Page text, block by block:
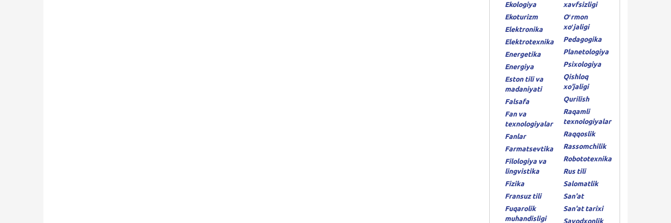
Ekologiya
Ekoturizm
Elektronika
Elektrotexnika
Energetika
Energiya
Eston tili va
madaniyati
Falsafa
Fan va
texnologiyalar
Fanlar
Farmatsevtika
Filologiya va
lingvistika
Fizika
Fransuz tili
Fuqarolik
muhandisligi
xavfsizligi
Oʻrmon
xoʻjaligi
Pedagogika
Planetologiya
Psixologiya
Qishloq
xo'jaligi
Qurilish
Raqamli
texnologiyalar
Raqqoslik
Rassomchilik
Robototexnika
Rus tili
Salomatlik
San'at
San'at tarixi
Savodxonlik